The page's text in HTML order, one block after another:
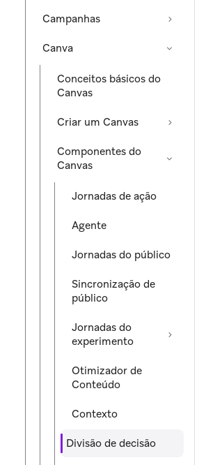
Campanhas
Canva
Conceitos básicos do
Canvas
Criar um Canvas
Componentes do
Canvas
Jornadas de ação
Agente
Jornadas do público
Sincronização de
público
Jornadas do
experimento
Otimizador de
Conteúdo
Contexto
Divisão de decisão